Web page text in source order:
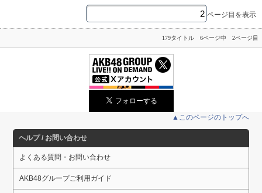
ページ目を表示
179タイトル 6ページ中 2ページ目
▲このページのトップへ
ヘルプ / お問い合わせ
よくある質問・お問い合わせ
AKB48グループご利用ガイド